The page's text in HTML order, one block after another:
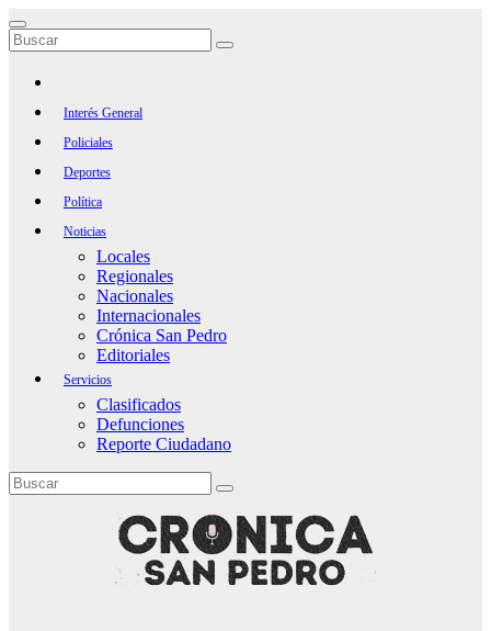
Saltar
al
contenido
Interés General
Policiales
Deportes
Política
Noticias
Locales
Regionales
Nacionales
Internacionales
Crónica San Pedro
Editoriales
Servicios
Clasificados
Defunciones
Reporte Ciudadano